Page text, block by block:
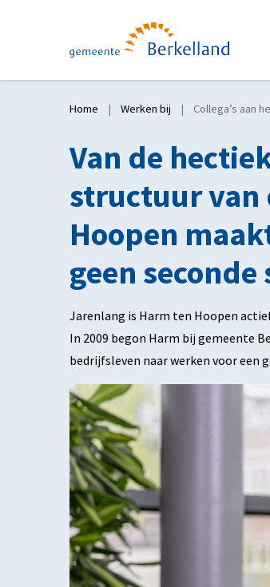
Home Werken bij Collega’s aan
Van de
structuur van
Hoopen
geen
Jarenlang is Harm ten Hoopen
In 2009 begon Harm bij gemeente
bedrijfsleven naar werken voor een